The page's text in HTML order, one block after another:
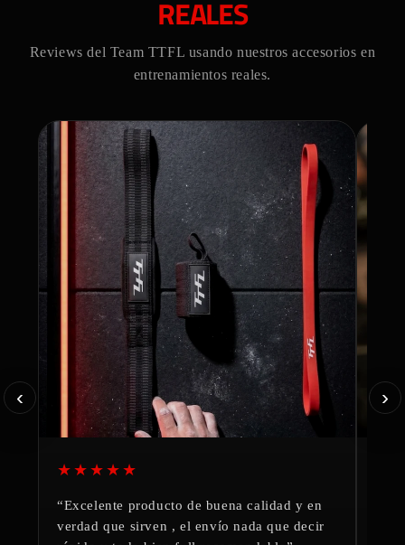
REALES
Reviews del Team TTFL usando nuestros accesorios en
entrenamientos reales.
‹ ›
★★★★★
“Excelente producto de buena calidad y en
verdad que sirven , el envío nada que decir